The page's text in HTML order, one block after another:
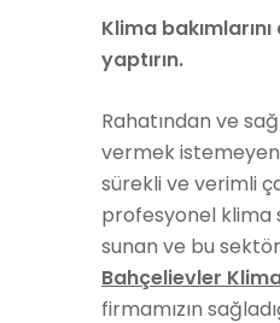
Klima
yaptırın.
Rahatından ve
vermek
sürekli ve verimli
profesyonel klima
sunan ve bu
Bahçelievler
firmamızın